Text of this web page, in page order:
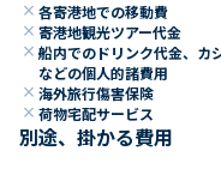
close 各寄港地での移動費
close 寄港地観光ツアー代金
close 船内でのドリンク代金、カ
などの個人的諸費用
close 海外旅行傷害保険
close 荷物宅配サービス
別途、掛かる費用